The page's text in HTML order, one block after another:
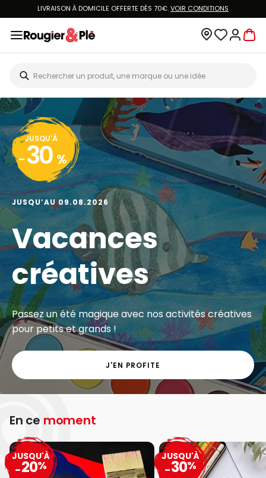
LIVRAISON À DOMICILE OFFERTE DÈS 70€.VOIR CONDITIONS
JUSQU'À
- 30 %
JUSQU’AU 09.08.2026
Vacances
créatives
Passez un été magique avec nos activités créatives
pour petits et grands !
J'EN PROFITE
En ce moment
JUSQU'À
-20%
JUSQU'À
-30%